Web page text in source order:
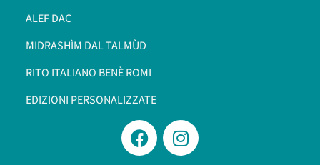
ALEF DAC
MIDRASHÌM DAL TALMÙD
RITO ITALIANO BENÈ ROMI​
EDIZIONI PERSONALIZZATE